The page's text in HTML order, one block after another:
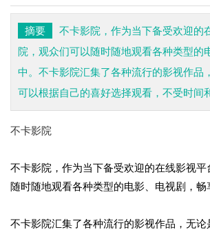
摘要
不卡影院，作为当下备受欢迎的
院，观众们可以随时随地观看各种类型
中。不卡影院汇集了各种流行的影视作
可以根据自己的喜好选择观看，不受时间
不卡影院
不卡影院，作为当下备受欢迎的在线影视
随时随地观看各种类型的电影、电视剧，
不卡影院汇集了各种流行的影视作品，无